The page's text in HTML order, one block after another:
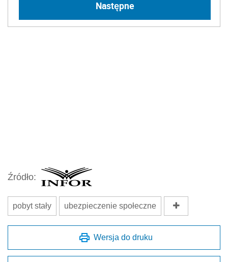
Następne
Źródło:
pobyt stały ubezpieczenie społeczne
Wersja do druku